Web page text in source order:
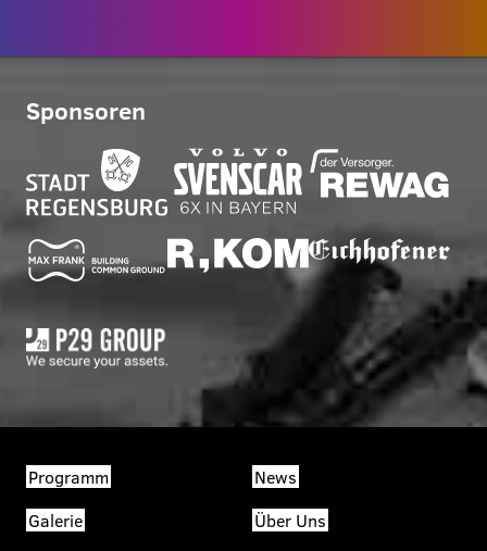
Sponsoren
Programm
News
Galerie
Über Uns